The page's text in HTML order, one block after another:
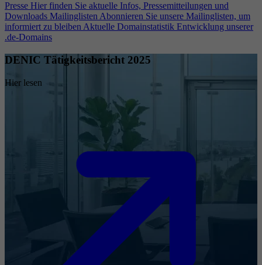
Presse Hier finden Sie aktuelle Infos, Pressemitteilungen und
Downloads Mailinglisten Abonnieren Sie unsere Mailinglisten, um
informiert zu bleiben Aktuelle Domainstatistik Entwicklung unserer
.de-Domains
DENIC Tätigkeitsbericht 2025
Hier lesen